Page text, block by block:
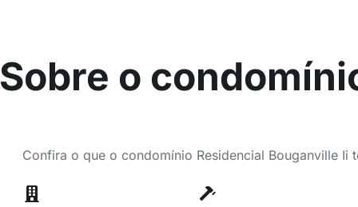
Sobre o
Confira o que o condomínio Residencial Bouganville Ii